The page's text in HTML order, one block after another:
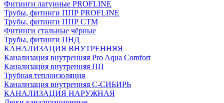
Фитинги латунные PROFLINE
Трубы, фитинги ППР PROFLINE
Трубы, фитинги ППР СТМ
Фитинги стальные чёрные
Трубы, фитинги ПНД
КАНАЛИЗАЦИЯ ВНУТРЕННЯЯ
Канализация внутренняя Pro Aqua Comfort
Канализация внутренняя ПП
Трубная теплоизоляция
Канализация внутренняя С-СИБИРЬ
КАНАЛИЗАЦИЯ НАРУЖНАЯ